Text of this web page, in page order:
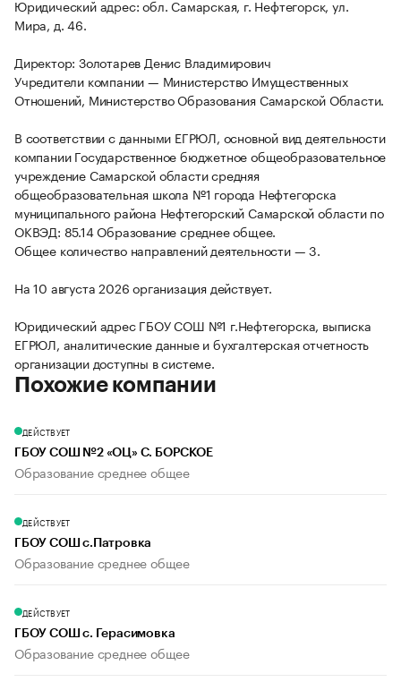
Юридический адрес: обл. Самарская, г. Нефтегорск, ул.
Мира, д. 46.
Директор: Золотарев Денис Владимирович
Учредители компании — Министерство Имущественных
Отношений, Министерство Образования Самарской Области.
В соответствии с данными ЕГРЮЛ, основной вид деятельности
компании Государственное бюджетное общеобразовательное
учреждение Самарской области средняя
общеобразовательная школа №1 города Нефтегорска
муниципального района Нефтегорский Самарской области по
ОКВЭД: 85.14 Образование среднее общее.
Общее количество направлений деятельности — 3.
На 10 августа 2026 организация действует.
Юридический адрес ГБОУ СОШ №1 г.Нефтегорска, выписка
ЕГРЮЛ, аналитические данные и бухгалтерская отчетность
организации доступны в системе.
Похожие компании
ДЕЙСТВУЕТ
ГБОУ СОШ №2 «ОЦ» С. БОРСКОЕ
Образование среднее общее
ДЕЙСТВУЕТ
ГБОУ СОШ с.Патровка
Образование среднее общее
ДЕЙСТВУЕТ
ГБОУ СОШ с. Герасимовка
Образование среднее общее